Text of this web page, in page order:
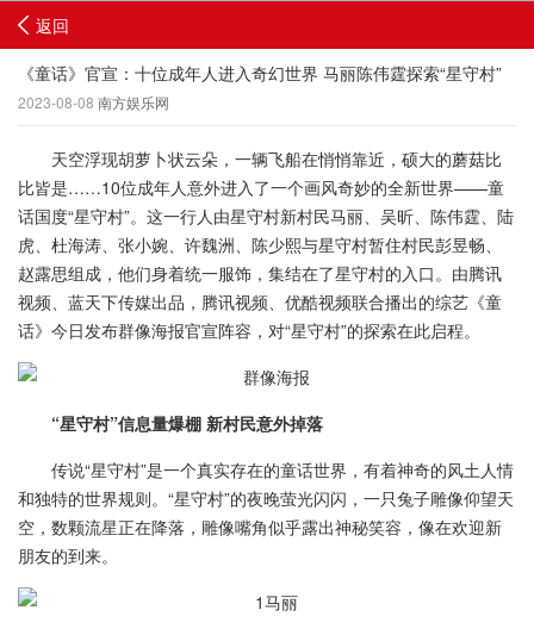
返回
《童话》官宣：十位成年人进入奇幻世界 马丽陈伟霆探索“星守村”
2023-08-08 南方娱乐网
天空浮现胡萝卜状云朵，一辆飞船在悄悄靠近，硕大的蘑菇比
比皆是……10位成年人意外进入了一个画风奇妙的全新世界——童
话国度“星守村”。这一行人由星守村新村民马丽、吴昕、陈伟霆、陆
虎、杜海涛、张小婉、许魏洲、陈少熙与星守村暂住村民彭昱畅、
赵露思组成，他们身着统一服饰，集结在了星守村的入口。由腾讯
视频、蓝天下传媒出品，腾讯视频、优酷视频联合播出的综艺《童
话》今日发布群像海报官宣阵容，对“星守村”的探索在此启程。
“星守村”信息量爆棚 新村民意外掉落
传说“星守村”是一个真实存在的童话世界，有着神奇的风土人情
和独特的世界规则。“星守村”的夜晚萤光闪闪，一只兔子雕像仰望天
空，数颗流星正在降落，雕像嘴角似乎露出神秘笑容，像在欢迎新
朋友的到来。